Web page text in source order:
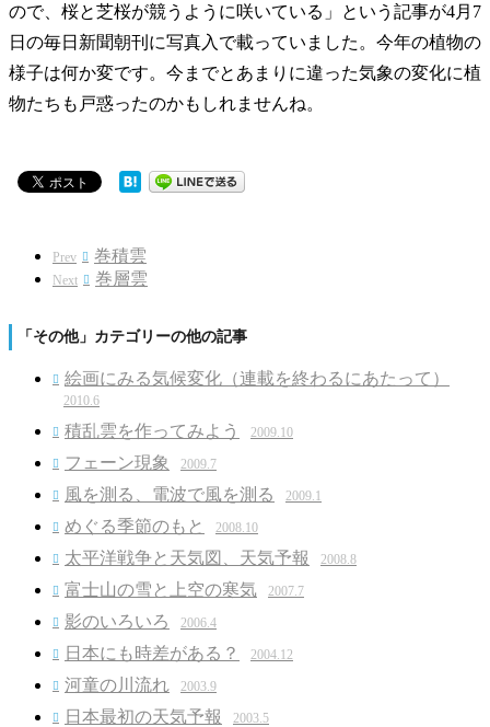
ので、桜と芝桜が競うように咲いている」という記事が4月7
日の毎日新聞朝刊に写真入で載っていました。今年の植物の
様子は何か変です。今までとあまりに違った気象の変化に植
物たちも戸惑ったのかもしれませんね。
Prev  巻積雲
Next  巻層雲
「その他」カテゴリーの他の記事
 絵画にみる気候変化（連載を終わるにあたって）
2010.6
 積乱雲を作ってみよう 2009.10
 フェーン現象 2009.7
 風を測る、電波で風を測る 2009.1
 めぐる季節のもと 2008.10
 太平洋戦争と天気図、天気予報 2008.8
 富士山の雪と上空の寒気 2007.7
 影のいろいろ 2006.4
 日本にも時差がある？ 2004.12
 河童の川流れ 2003.9
 日本最初の天気予報 2003.5